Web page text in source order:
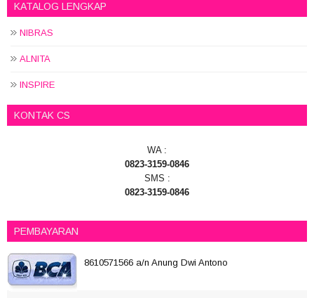
KATALOG LENGKAP
NIBRAS
ALNITA
INSPIRE
KONTAK CS
WA :
0823-3159-0846
SMS :
0823-3159-0846
PEMBAYARAN
8610571566 a/n Anung Dwi Antono